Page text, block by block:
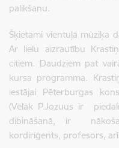
palikšanu.
Šķietami vientuļā mūziķa
Ar lielu aizrautību
citiem. Daudziem pat
kursa programma.
iestājai Pēterburgas
(Vēlāk P.Jozuus ir
dibināšanā, ir
kordiriģents, profesors,